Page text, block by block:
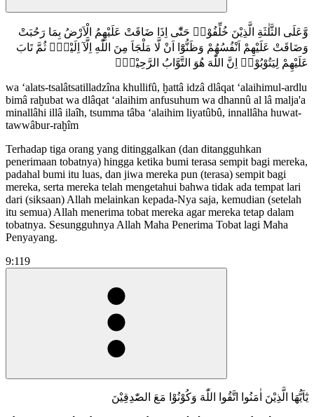
وَّعَلَى الثَّلٰثَةِ الَّذِيْنَ خُلِّفُوْاۗ حَتّٰٓى اِذَا ضَاقَتْ عَلَيْهِمُ الْاَرْضُ بِمَا رَحُبَتْ
وَضَاقَتْ عَلَيْهِمْ اَنْفُسُهُمْ وَظَنُّوْٓا اَنْ لَّا مَلْجَاَ مِنَ اللّٰهِ اِلَّآ اِلَيْهِۗ ثُمَّ تَابَ
عَلَيْهِمْ لِيَتُوْبُوْاۗ اِنَّ اللّٰهَ هُوَ التَّوَّابُ الرَّحِيْمُࣖ
wa ‘alats-tsalâtsatilladzîna khullifû, ḫattâ idzâ dlâqat ‘alaihimul-ardlu
bimâ raḫubat wa dlâqat ‘alaihim anfusuhum wa dhannû al lâ malja'a
minallâhi illâ ilaîh, tsumma tâba ‘alaihim liyatûbû, innallâha huwat-
tawwâbur-raḫîm
Terhadap tiga orang yang ditinggalkan (dan ditangguhkan
penerimaan tobatnya) hingga ketika bumi terasa sempit bagi mereka,
padahal bumi itu luas, dan jiwa mereka pun (terasa) sempit bagi
mereka, serta mereka telah mengetahui bahwa tidak ada tempat lari
dari (siksaan) Allah melainkan kepada-Nya saja, kemudian (setelah
itu semua) Allah menerima tobat mereka agar mereka tetap dalam
tobatnya. Sesungguhnya Allah Maha Penerima Tobat lagi Maha
Penyayang.
9:119
يٰٓاَيُّهَا الَّذِيْنَ اٰمَنُوا اتَّقُوا اللّٰهَ وَكُوْنُوْا مَعَ الصّٰدِقِيْنَ